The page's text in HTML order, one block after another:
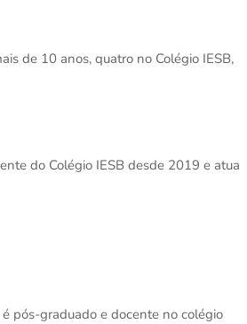
de 10 anos, quatro no Colégio IESB,
do Colégio IESB desde 2019 e atua
pós-graduado e docente no colégio